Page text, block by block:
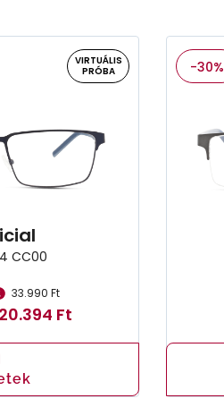
VIRTUÁLIS
PRÓBA
CC00
33.990 Ft
20.394 Ft
-30%